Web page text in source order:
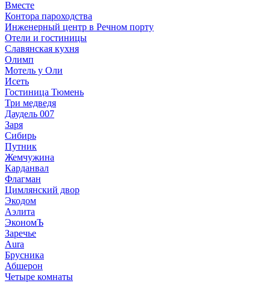
Вместе
Контора пароходства
Инженерный центр в Речном порту
Отели и гостиницы
Славянская кухня
Олимп
Мотель у Оли
Исеть
Гостиница Тюмень
Три медведя
Даудель 007
Заря
Сибирь
Путник
Жемчужина
Карданвал
Флагман
Цимлянский двор
Экодом
Аэлита
ЭкономЪ
Заречье
Aura
Брусника
Абшерон
Четыре комнаты